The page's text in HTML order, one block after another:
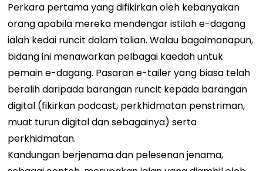
Perkara pertama yang difikirkan oleh kebanyakan
orang apabila mereka mendengar istilah e-dagang
ialah kedai runcit dalam talian. Walau bagaimanapun,
bidang ini menawarkan pelbagai kaedah untuk
pemain e-dagang. Pasaran e-tailer yang biasa telah
beralih daripada barangan runcit kepada barangan
digital (fikirkan podcast, perkhidmatan penstriman,
muat turun digital dan sebagainya) serta
perkhidmatan.
Kandungan berjenama dan pelesenan jenama,